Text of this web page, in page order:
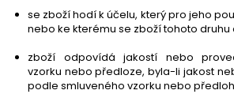
se zboží hodí k účelu, který pro jeho
nebo ke kterému se zboží tohoto druhu
zboží odpovídá jakostí nebo
vzorku nebo předloze, byla-li jakost
podle smluveného vzorku nebo